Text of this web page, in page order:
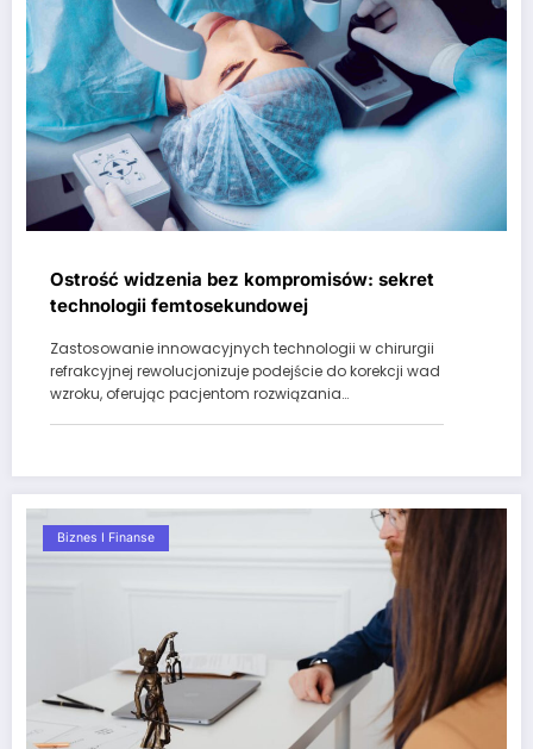
Ostrość widzenia bez kompromisów: sekret
technologii femtosekundowej
Zastosowanie innowacyjnych technologii w chirurgii
refrakcyjnej rewolucjonizuje podejście do korekcji wad
wzroku, oferując pacjentom rozwiązania…
Biznes I Finanse